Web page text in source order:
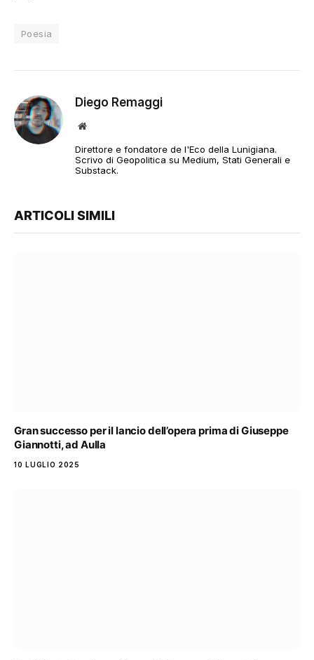
Poesia
Diego Remaggi
Sito
Direttore e fondatore de l'Eco della Lunigiana.
Scrivo di Geopolitica su Medium, Stati Generali e
Substack.
ARTICOLI SIMILI
Gran successo per il lancio dell’opera prima di Giuseppe
Giannotti, ad Aulla
10 LUGLIO 2025